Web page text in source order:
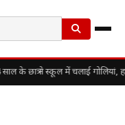
के छात्र ने स्कूल में चलाई गोलियां,